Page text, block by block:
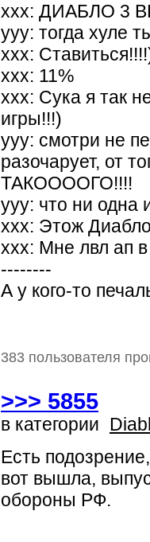
xxx: ДИАБЛО 3
yyy: тогда хуле
xxx:
xxx: 11%
xxx: Сука я так
игры!!!)
yyy: смотри не
разочарует, от
ТАКООООГО!!!!
yyy: что ни одна
xxx: Этож Диабло
xxx: Мне лвл ап
--------
А у кого-то
383 пользователя
>>> 5855
в категории
Есть
вот вышла,
обороны РФ.